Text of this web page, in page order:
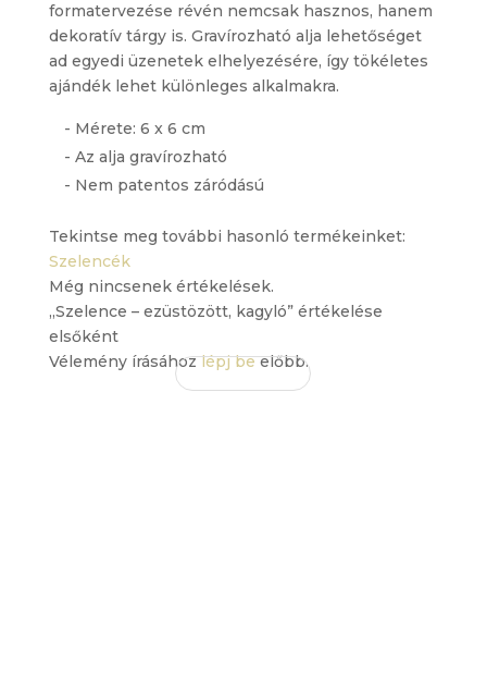
formatervezése révén nemcsak hasznos, hanem
dekoratív tárgy is. Gravírozható alja lehetőséget
ad egyedi üzenetek elhelyezésére, így tökéletes
ajándék lehet különleges alkalmakra.
- Mérete: 6 x 6 cm
- Az alja gravírozható
- Nem patentos záródású
Tekintse meg további hasonló termékeinket:
Szelencék
Még nincsenek értékelések.
„Szelence – ezüstözött, kagyló” értékelése
elsőként
Vélemény írásáhozlépj beelőbb.